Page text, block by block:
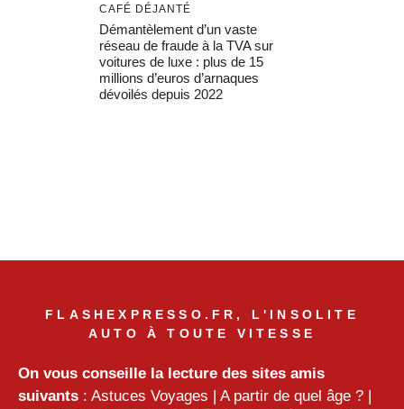
CAFÉ DÉJANTÉ
Démantèlement d’un vaste
réseau de fraude à la TVA sur
voitures de luxe : plus de 15
millions d’euros d’arnaques
dévoilés depuis 2022
FLASHEXPRESSO.FR, L'INSOLITE
AUTO À TOUTE VITESSE
On vous conseille la lecture des sites amis
suivants : Astuces Voyages A partir de quel âge ?